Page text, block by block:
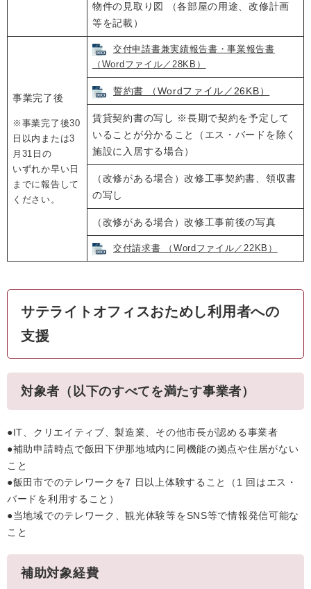
物件の⾒取り図 （各部屋の用途、改修計画
等を記載）
事業完了後
※事業完了後30
日以内または3
月31日の
いずれか早い日
までに報告して
ください。
交付申請書兼実績報告書・事業報告書
（Wordファイル／28KB）
誓約書 （Wordファイル／26KB）
賃貸契約書の写し ※長期で契約を予定して
いることが分かること（エス・バードを除く
施設に入居する場合）
（改修がある場合）改修工事契約書、領収書
の写し
（改修がある場合）改修工事前後の写真
交付請求書 （Wordファイル／22KB）
サテライトオフィスおためし利用者への
支援
対象者（以下のすべてを満たす事業者）
●IT、クリエイティブ、製造業、その他市長が認める事業者
●補助申請時点で飯田下伊那地域内に同機能の拠点や住居がない
こと
●飯田市でのテレワークを7 日以上体験すること（1 回はエス・
バードを利用すること）
●当地域でのテレワーク、観光体験等をSNS等で情報発信可能な
こと
補助対象経費